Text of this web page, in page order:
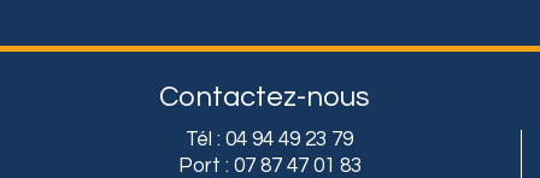
Contactez-nous
Tél : 04 94 49 23 79
Port : 07 87 47 01 83